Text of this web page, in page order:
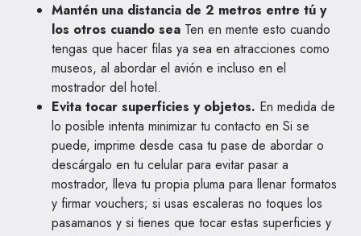
Mantén una distancia de 2 metros entre tú y
los otros cuando sea Ten en mente esto cuando
tengas que hacer filas ya sea en atracciones como
museos, al abordar el avión e incluso en el
mostrador del hotel.
Evita tocar superficies y objetos. En medida de
lo posible intenta minimizar tu contacto en Si se
puede, imprime desde casa tu pase de abordar o
descárgalo en tu celular para evitar pasar a
mostrador, lleva tu propia pluma para llenar formatos
y firmar vouchers; si usas escaleras no toques los
pasamanos y si tienes que tocar estas superficies y